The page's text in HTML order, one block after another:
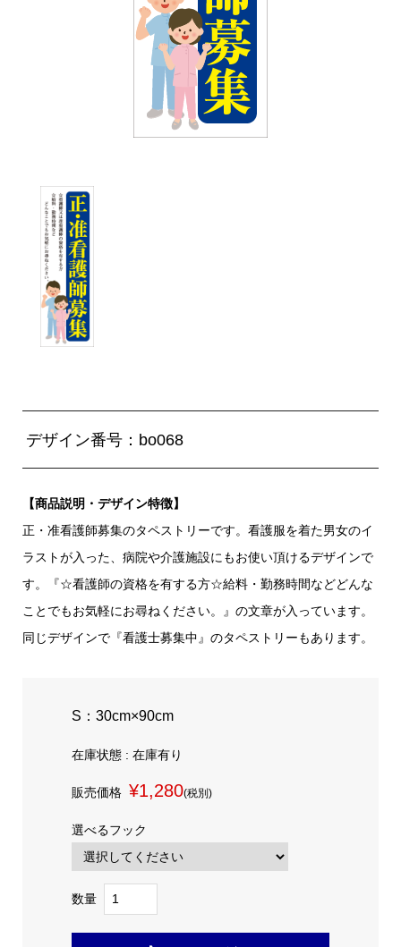
デザイン番号：bo068
【商品説明・デザイン特徴】
正・准看護師募集のタペストリーです。看護服を着た男女のイ
ラストが入った、病院や介護施設にもお使い頂けるデザインで
す。『☆看護師の資格を有する方☆給料・勤務時間などどんな
ことでもお気軽にお尋ねください。』の文章が入っています。
同じデザインで『看護士募集中』のタペストリーもあります。
S：30cm×90cm
在庫状態 : 在庫有り
販売価格 ¥1,280(税別)
選べるフック
数量